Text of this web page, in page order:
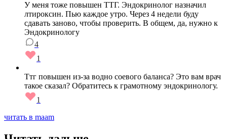
У меня тоже повышен ТТГ. Эндокринолог назначил
лтироксин. Пью каждое утро. Через 4 недели буду
сдавать заново, чтобы проверить. В общем, да, нужно к
Эндокринологу
4
1
Ттг повышен из-за водно соевого баланса? Это вам врач
такое сказал? Обратитесь к грамотному эндокринологу.
1
читать в maam